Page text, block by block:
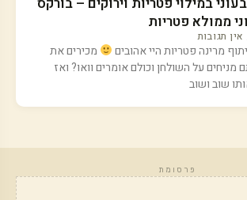
ממולא פטריות
אין תגובות
מרינה פטריות היי אהובים
מכירים את
על השולחן וכולם אומרים וואו? ואז
שוב ושוב
פרסומת